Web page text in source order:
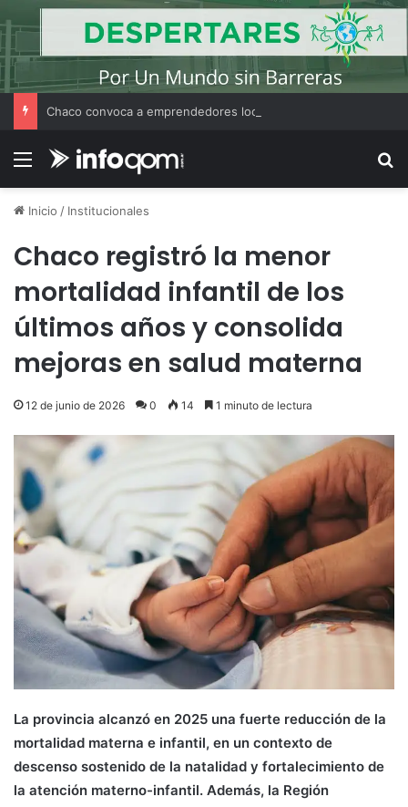
Menú
Inicio / Institucionales
Chaco registró la menor
mortalidad infantil de los
últimos años y consolida
mejoras en salud materna
12 de junio de 2026 0 14 1 minuto de lectura
La provincia alcanzó en 2025 una fuerte reducción de la
mortalidad materna e infantil, en un contexto de
descenso sostenido de la natalidad y fortalecimiento de
la atención materno-infantil. Además, la Región